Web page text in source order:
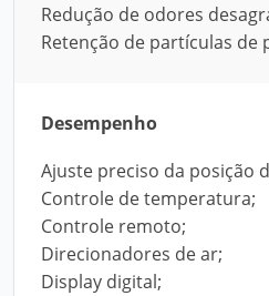
Redução de odores
Retenção de partículas de
Desempenho
Ajuste preciso da posição
Controle de temperatura;
Controle remoto;
Direcionadores de ar;
Display digital;